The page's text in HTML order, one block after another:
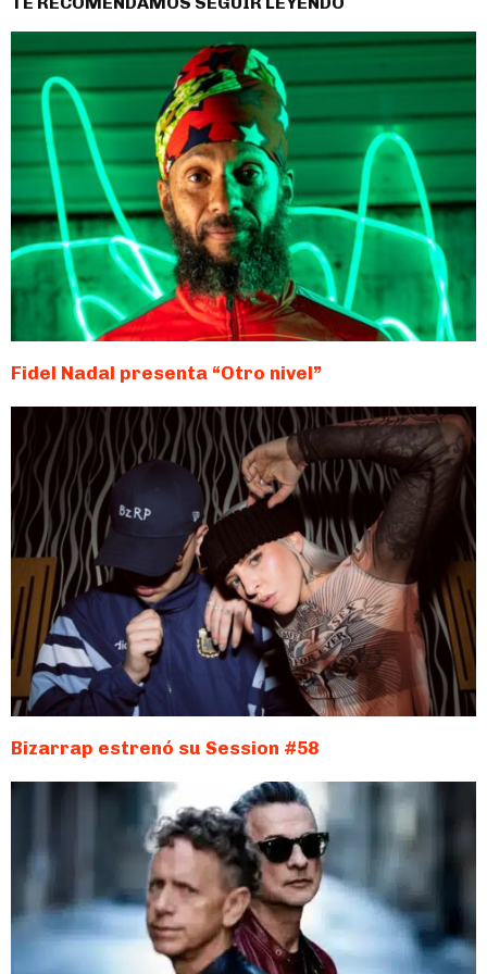
Fidel Nadal presenta “Otro nivel”
Bizarrap estrenó su Session #58